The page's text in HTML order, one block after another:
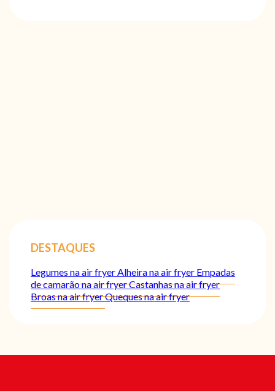
DESTAQUES
Legumes na air fryer Alheira na air fryer Empadas
de camarão na air fryerCastanhas na air fryer
Broas na air fryerQueques na air fryer